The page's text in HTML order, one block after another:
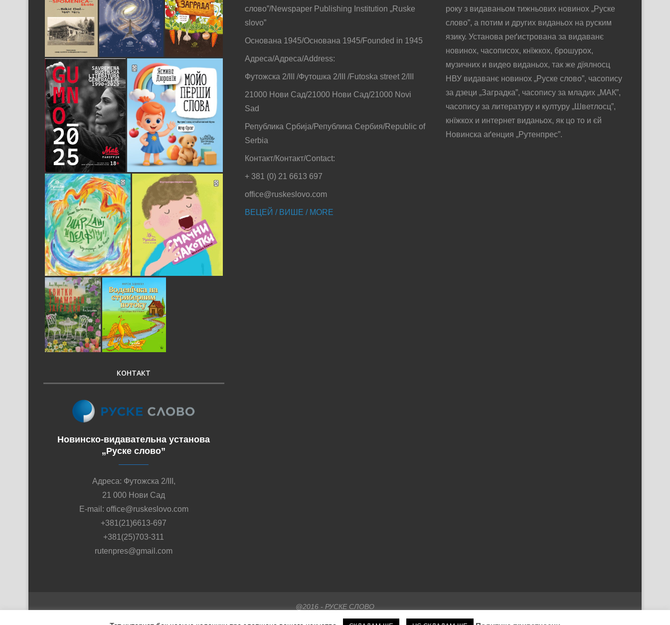
КОНТАКТ
Новинско-видавательна установа
„Руске слово”
Адреса: Футожска 2/III,
21 000 Нови Сад
E-mail: office@ruskeslovo.com
+381(21)6613-697
+381(25)703-311
rutenpres@gmail.com
слово”/Newspaper Publishing Institution „Ruske
slovo”
Основана 1945/Основана 1945/Founded in 1945
Адреса/Адреса/Address:
Футожска 2/III /Футошка 2/III /Futoska street 2/III
21000 Нови Сад/21000 Нови Сад/21000 Novi
Sad
Република Србија/Република Сербия/Republic of
Serbia
Контакт/Контакт/Contact:
+ 381 (0) 21 6613 697
office@ruskeslovo.com
ВЕЦЕЙ / ВИШЕ / MORE
року з видаваньом тижньових новинох „Руске
слово”, а потим и других виданьох на руским
язику. Установа реґистрована за видаванє
новинох, часописох, кнїжкох, брошурох,
музичних и видео виданьох, так же дїялносц
НВУ видаванє новинох „Руске слово”, часопису
за дзеци „Заградка”, часопису за младих „МАК”,
часопису за литературу и културу „Шветлосц”,
кнїжкох и интернет виданьох, як цо то и єй
Новинска аґенция „Рутенпрес”.
@2016 - РУСКЕ СЛОВО